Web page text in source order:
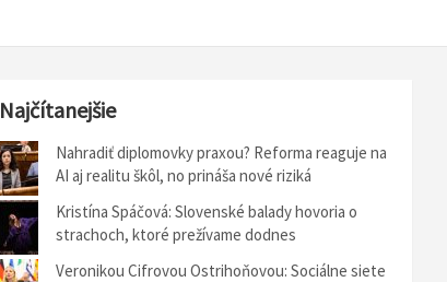
Najčítanejšie
Nahradiť diplomovky praxou? Reforma reaguje na
AI aj realitu škôl, no prináša nové riziká
Kristína Spáčová: Slovenské balady hovoria o
strachoch, ktoré prežívame dodnes
Veronikou Cifrovou Ostrihoňovou: Sociálne siete